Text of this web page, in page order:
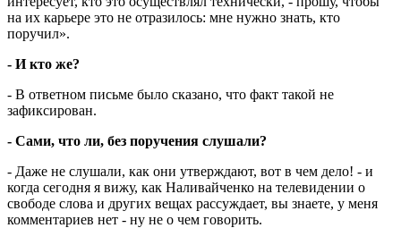
на их карьере это не отразилось: мне нужно знать, кто
поручил».
- И кто же?
- В ответном письме было сказано, что факт такой не
зафиксирован.
- Сами, что ли, без поручения слушали?
- Даже не слушали, как они утверж­да­ют, вот в чем дело! - и
когда сегодня я вижу, как Наливайченко на телевидении о
свободе слова и других вещах рассуждает, вы знаете, у меня
комментариев нет - ну не о чем говорить.